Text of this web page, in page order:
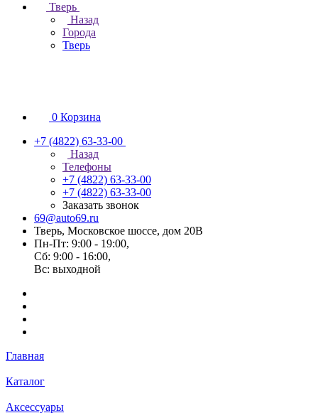
Тверь
Назад
Города
Тверь
0 Корзина
+7 (4822) 63-33-00
Назад
Телефоны
+7 (4822) 63-33-00
+7 (4822) 63-33-00
Заказать звонок
69@auto69.ru
Тверь, Московское шоссе, дом 20В
Пн-Пт: 9:00 - 19:00,
Сб: 9:00 - 16:00,
Вс: выходной
Главная
Каталог
Аксессуары